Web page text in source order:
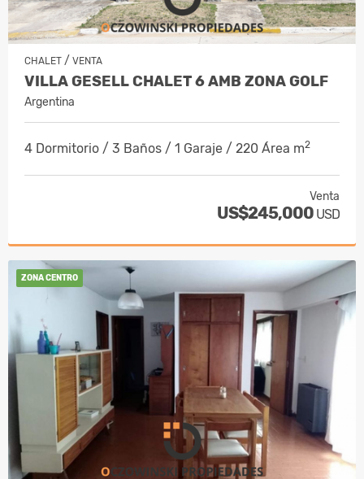
CHALET / VENTA
VILLA GESELL CHALET 6 AMB ZONA GOLF
Argentina
4 Dormitorio / 3 Baños / 1 Garaje / 220 Área m2
Venta
US$245,000 USD
ZONA CENTRO